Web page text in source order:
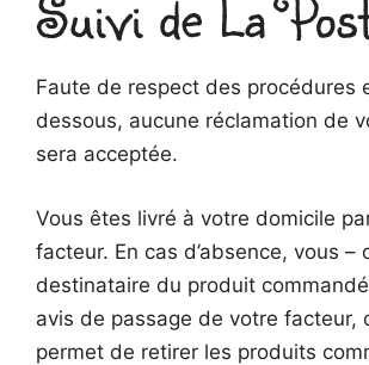
Faute de respect des procédures
dessous, aucune réclamation de
sera acceptée.
Vous êtes livré à votre domicile
facteur. En cas d’absence, vous –
destinataire du produit
avis de passage de votre facteur,
permet de retirer les produits